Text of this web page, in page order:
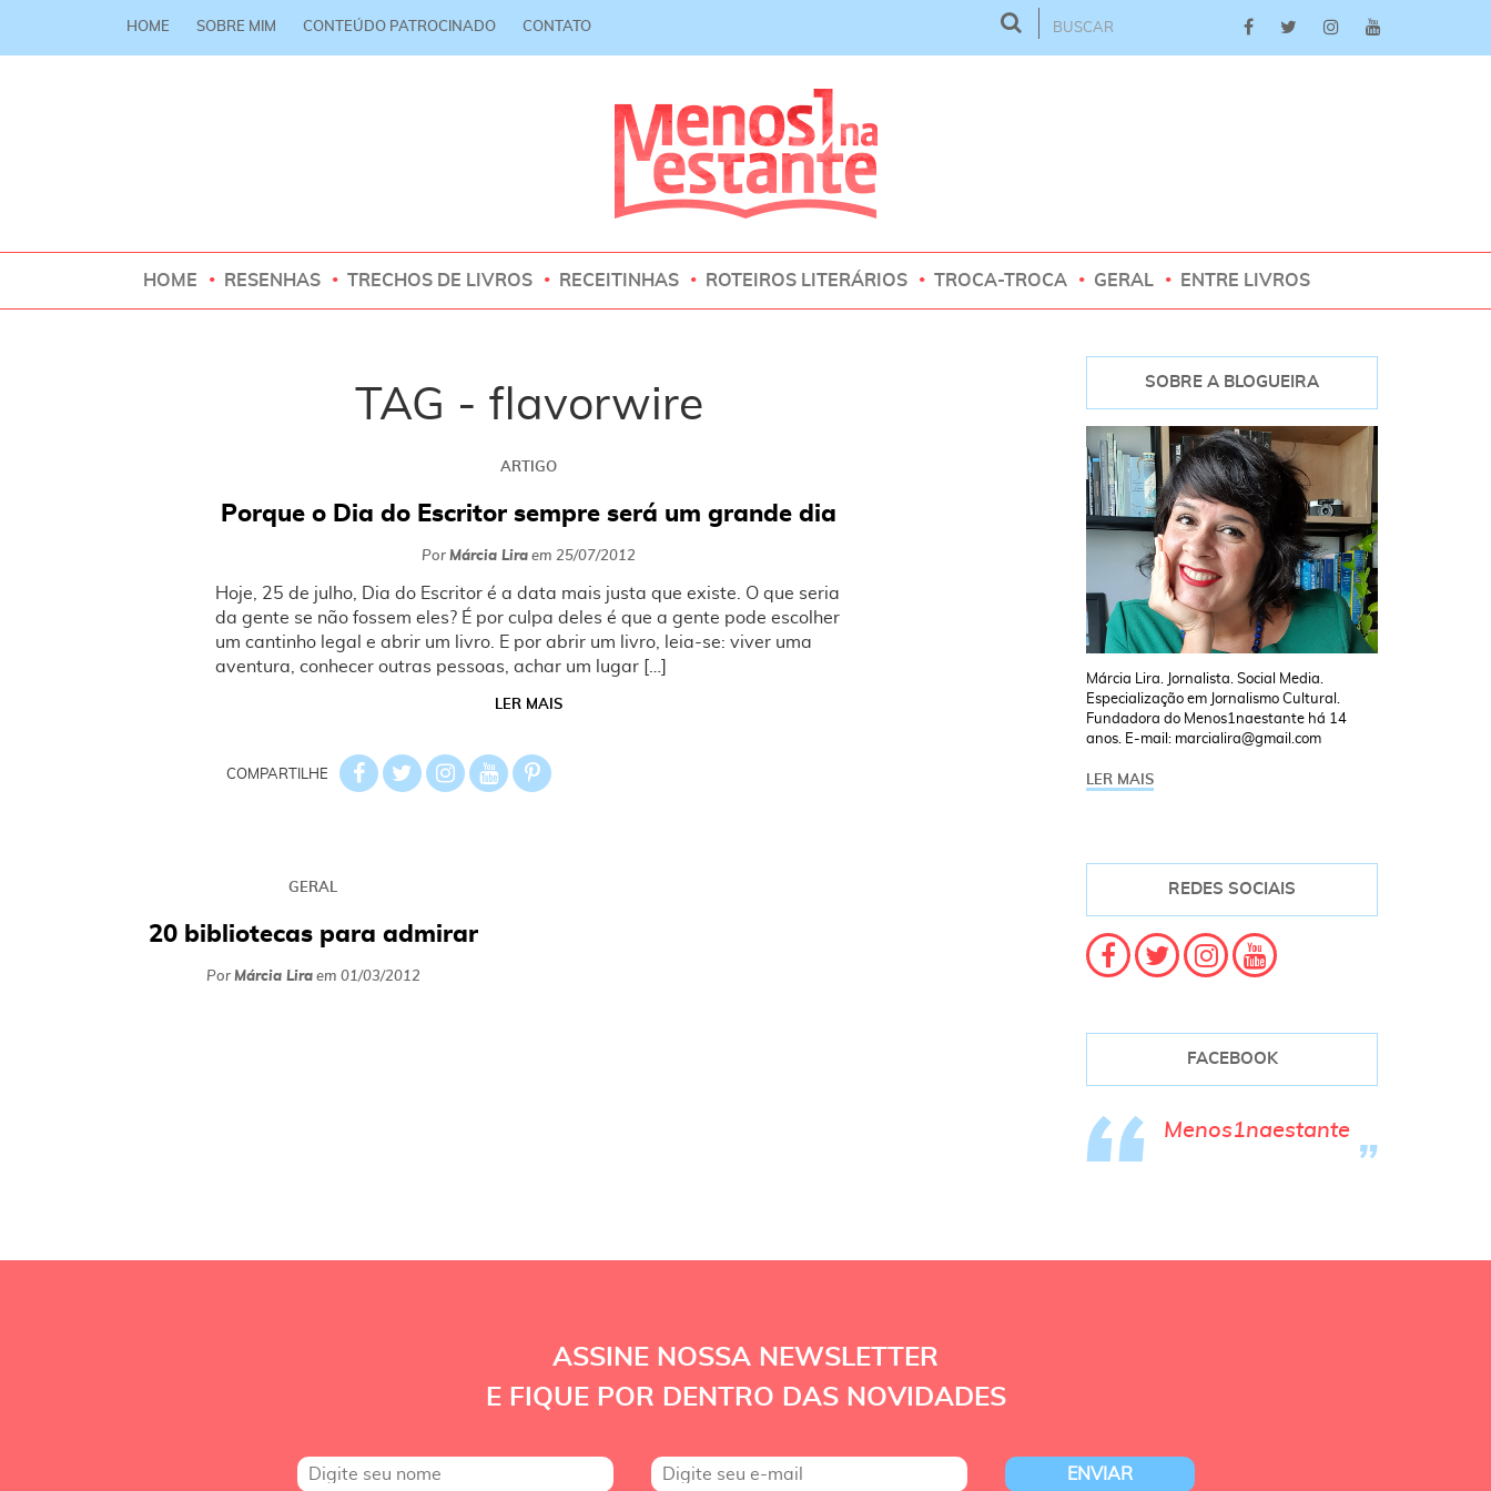
HOME SOBRE MIM CONTEÚDO PATROCINADO CONTATO
HOME RESENHAS TRECHOS DE LIVROS RECEITINHAS ROTEIROS LITERÁRIOS TROCA-TROCA GERAL ENTRE LIVROS
TAG - flavorwire
ARTIGO
Porque o Dia do Escritor sempre será um grande dia
PorMárcia Lira em25/07/2012
Hoje, 25 de julho, Dia do Escritor é a data mais justa que existe. O que seria
da gente se não fossem eles? É por culpa deles é que a gente pode escolher
um cantinho legal e abrir um livro. E por abrir um livro, leia-se: viver uma
aventura, conhecer outras pessoas, achar um lugar […]
LER MAIS
COMPARTILHE
GERAL
20 bibliotecas para admirar
Por Márcia Liraem 01/03/2012
SOBRE A BLOGUEIRA
Márcia Lira. Jornalista. Social Media.
Especialização em Jornalismo Cultural.
Fundadora do Menos1naestante há 14
anos. E-mail: marcialira@gmail.com
LER MAIS
REDES SOCIAIS
FACEBOOK
Menos1naestante
ASSINE NOSSA NEWSLETTER
E FIQUE POR DENTRO DAS NOVIDADES